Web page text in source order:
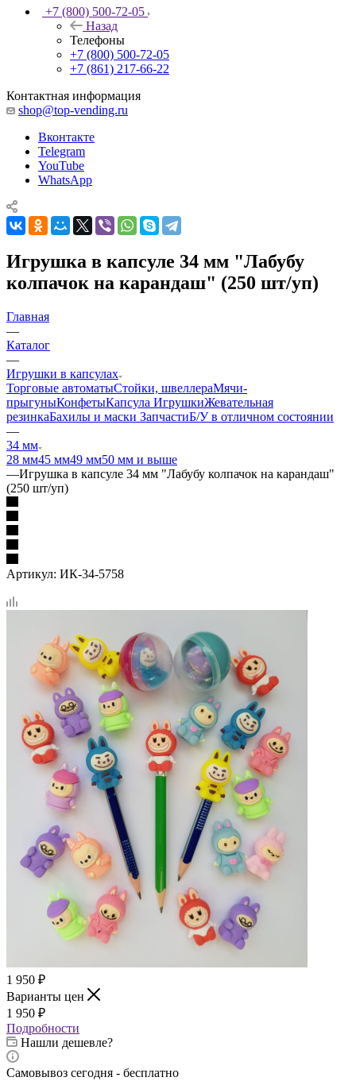
+7 (800) 500-72-05
Назад
Телефоны
+7 (800) 500-72-05
+7 (861) 217-66-22
Контактная информация
shop@top-vending.ru
Вконтакте
Telegram
YouTube
WhatsApp
Игрушка в капсуле 34 мм "Лабубу
колпачок на карандаш" (250 шт/уп)
Главная
—
Каталог
—
Игрушки в капсулах
Торговые автоматыСтойки, швеллераМячи-
прыгуныКонфетыКапсула ИгрушкиЖевательная
резинкаБахилы и маски ЗапчастиБ/У в отличном состоянии
—
34 мм
28 мм45 мм49 мм50 мм и выше
—Игрушка в капсуле 34 мм "Лабубу колпачок на карандаш"
(250 шт/уп)
Артикул: ИК-34-5758
1 950 ₽
Варианты цен
1 950 ₽
Подробности
Нашли дешевле?
Самовывоз сегодня - бесплатно